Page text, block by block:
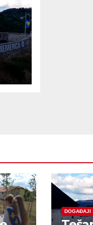
DOGAĐAJI